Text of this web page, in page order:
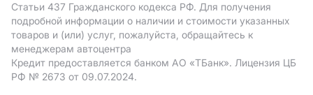
Статьи 437 Гражданского кодекса РФ. Для получения
подробной информации о наличии и стоимости указанных
товаров и (или) услуг, пожалуйста, обращайтесь к
менеджерам автоцентра
Кредит предоставляется банком АO «ТБанк». Лицензия ЦБ
РФ № 2673 от 09.07.2024.